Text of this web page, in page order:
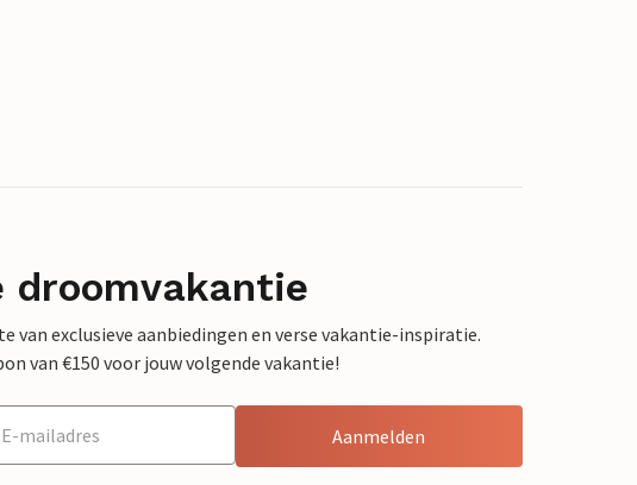
droomvakantie
exclusieve aanbiedingen en verse vakantie-inspiratie.
van €150 voor jouw volgende vakantie!
Aanmelden